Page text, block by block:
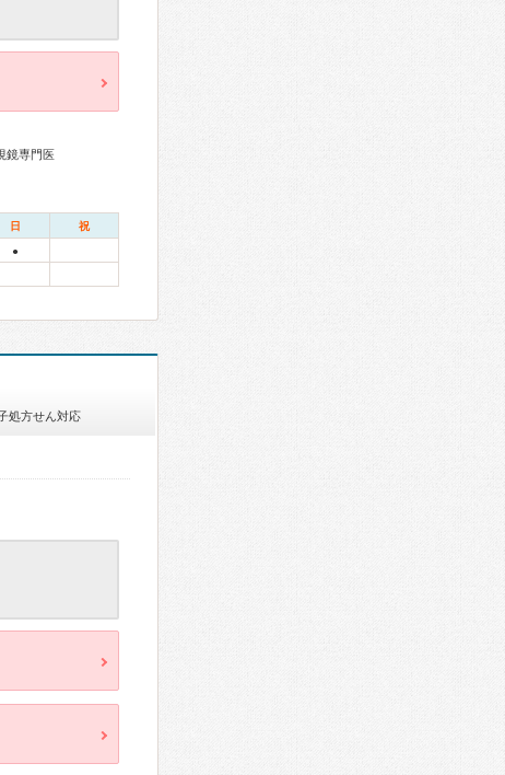
鏡専門医
日 祝
●
処方せん対応